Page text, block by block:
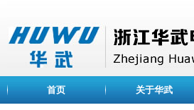
首页 关于华武